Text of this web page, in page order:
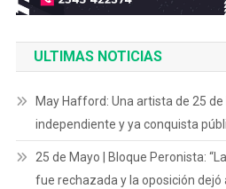
ULTIMAS NOTICIAS
May Hafford: Una artista de 25
independiente y ya conquista
25 de Mayo | Bloque Peronista:
fue rechazada y la oposición